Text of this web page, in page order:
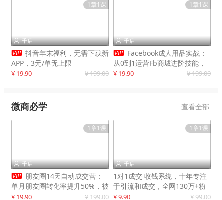
1章1课
 千启
 抖音年末福利，无需下载新
APP，3元/单无上限
¥ 19.90 ¥ 199.00
1章1课
 千启
 Facebook成人用品实战：
从0到1运营Fb商城进阶技能，
快速提升订单转化与店铺收益
¥ 19.90 ¥ 199.00
微商必学 查看全部
1章1课
 千启
 朋友圈14天自动成交营：
单月朋友圈转化率提升50%，被
动收入超3万元
¥ 19.90 ¥ 199.00
1章1课
 千启
1对1成交 收钱系统，十年专注
于引流和成交，全网130万+粉
丝
¥ 9.90 ¥ 99.00